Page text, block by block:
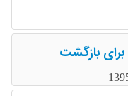
بازگشت